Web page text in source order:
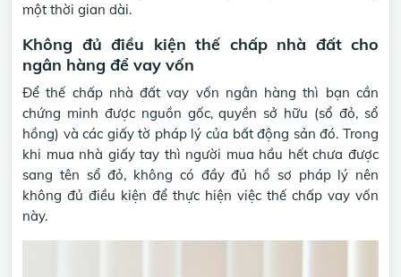
một thời gian dài.
Không đủ điều kiện thế chấp nhà đất cho
ngân hàng để vay vốn
Để thế chấp nhà đất vay vốn ngân hàng thì bạn cần
chứng minh được nguồn gốc, quyền sở hữu (sổ đỏ, sổ
hồng) và các giấy tờ pháp lý của bất động sản đó. Trong
khi mua nhà giấy tay thì người mua hầu hết chưa được
sang tên sổ đỏ, không có đầy đủ hồ sơ pháp lý nên
không đủ điều kiện để thực hiện việc thế chấp vay vốn
này.